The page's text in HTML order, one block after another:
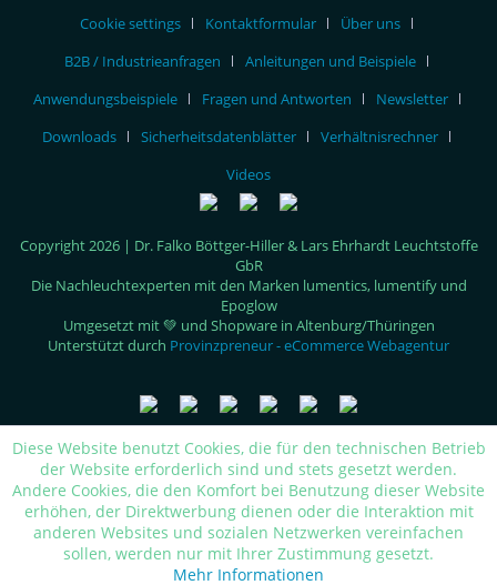
Cookie settings Kontaktformular
Über uns
B2B / Industrieanfragen
Anleitungen und Beispiele
Anwendungsbeispiele
Fragen und Antworten
Newsletter
Downloads
Sicherheitsdatenblätter
Verhältnisrechner
Videos
Copyright 2026 | Dr. Falko Böttger-Hiller & Lars Ehrhardt Leuchtstoffe
GbR
Die Nachleuchtexperten mit den Marken lumentics, lumentify und
Epoglow
Umgesetzt mit 💚 und Shopware in Altenburg/Thüringen
Unterstützt durch Provinzpreneur - eCommerce Webagentur
Diese Website benutzt Cookies, die für den technischen Betrieb
der Website erforderlich sind und stets gesetzt werden.
Andere Cookies, die den Komfort bei Benutzung dieser Website
erhöhen, der Direktwerbung dienen oder die Interaktion mit
anderen Websites und sozialen Netzwerken vereinfachen
sollen, werden nur mit Ihrer Zustimmung gesetzt.
Mehr Informationen